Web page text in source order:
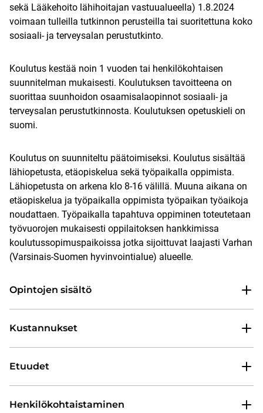
sekä Lääkehoito lähihoitajan vastuualueella) 1.8.2024
voimaan tulleilla tutkinnon perusteilla tai suoritettuna koko
sosiaali- ja terveysalan perustutkinto.
Koulutus kestää noin 1 vuoden tai henkilökohtaisen
suunnitelman mukaisesti. Koulutuksen tavoitteena on
suorittaa suunhoidon osaamisalaopinnot sosiaali- ja
terveysalan perustutkinnosta. Koulutuksen opetuskieli on
suomi.
Koulutus on suunniteltu päätoimiseksi. Koulutus sisältää
lähiopetusta, etäopiskelua sekä työpaikalla oppimista.
Lähiopetusta on arkena klo 8-16 välillä. Muuna aikana on
etäopiskelua ja työpaikalla oppimista työpaikan työaikoja
noudattaen. Työpaikalla tapahtuva oppiminen toteutetaan
työvuorojen mukaisesti oppilaitoksen hankkimissa
koulutussopimuspaikoissa jotka sijoittuvat laajasti Varhan
(Varsinais-Suomen hyvinvointialue) alueelle.
Opintojen sisältö
Kustannukset
Etuudet
Henkilökohtaistaminen